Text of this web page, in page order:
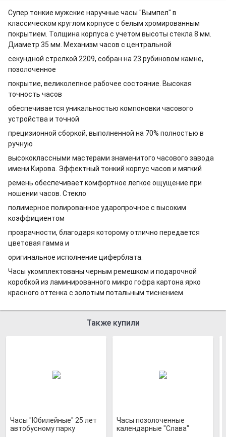
Супер тонкие мужские наручные часы "Вымпел" в
классическом круглом корпусе с белым хромированным
покрытием. Толщина корпуса с учетом высоты стекла 8 мм.
Диаметр 35 мм. Механизм часов с центральной
секундной стрелкой 2209, собран на 23 рубиновом камне,
позолоченное
покрытие, великолепное рабочее состояние. Высокая
точность часов
обеспечивается уникальностью компоновки часового
устройства и точной
прецизионной сборкой, выполненной на 70% полностью в
ручную
высококлассными мастерами знаменитого часового завода
имени Кирова. Эффектный тонкий корпус часов и мягкий
ремень обеспечивает комфортное легкое ощущение при
ношении часов. Стекло
полимерное полированное ударопрочное с высоким
коэффициентом
прозрачности, благодаря которому отлично передается
цветовая гамма и
оригинальное исполнение циферблата.
Часы укомплектованы черным ремешком и подарочной
коробкой из ламинированного микро гофра картона ярко
красного оттенка с золотым потальным тиснением.
Также купили
Часы "Юбилейные" 25 лет
автобусному парку
Часы позолоченные
календарные "Слава"